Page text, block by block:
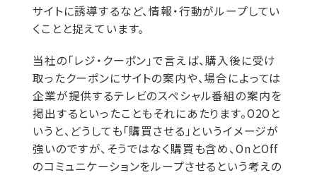
サイトに誘導するなど、情報・行動がループしてい
くことと捉えています。
当社の「レジ・クーポン」で言えば、購入後に受け
取ったクーポンにサイトの案内や、場合によっては
企業が提供するテレビのスペシャル番組の案内を
掲出するといったこともそれにあたります。O2Oと
いうと、どうしても「購買させる」というイメージが
強いのですが、そうではなく購買も含め、OnとOff
のコミュニケーションをループさせるという考えの